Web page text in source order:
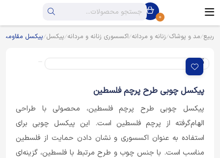
0
ربیع مد و پوشاک زنانه و مردانه اکسسوری زنانه و مردانه پیکسل پیکسل مقاومت
پیکسل چوبی طرح پرچم فلسطین
پیکسل چوبی طرح پرچم فلسطین، محصولی با طراحی
الهام‌گرفته از پرچم فلسطین است. این پیکسل چوبی برای
استفاده به عنوان اکسسوری و نشان دادن حمایت از فلسطین
مناسب است. با جنس چوب و طرح مرتبط با فلسطین، گزینه‌ای